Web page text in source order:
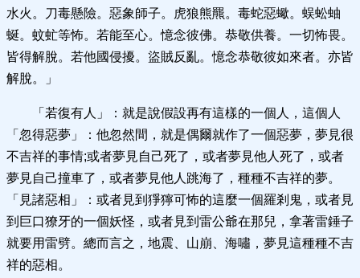
水火。刀毒懸險。惡象師子。虎狼熊羆。毒蛇惡蠍。蜈蚣蚰
蜒。蚊虻等怖。若能至心。憶念彼佛。恭敬供養。一切怖畏。
皆得解脫。若他國侵擾。盜賊反亂。憶念恭敬彼如來者。亦皆
解脫。」
「若復有人」：就是說假設再有這樣的一個人，這個人
「忽得惡夢」：他忽然間，就是偶爾就作了一個惡夢，夢見很
不吉祥的事情;或者夢見自己死了，或者夢見他人死了，或者
夢見自己撞車了，或者夢見他人跳海了，種種不吉祥的夢。
「見諸惡相」：或者見到猙獰可怖的這麼一個羅剎鬼，或者見
到巨口獠牙的一個妖怪，或者見到雷公爺在那兒，拿著雷錘子
就要用雷劈。總而言之，地震、山崩、海嘯，夢見這種種不吉
祥的惡相。